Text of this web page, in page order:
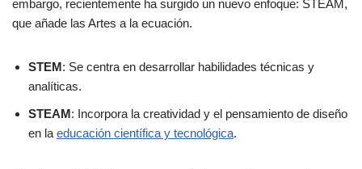
embargo, recientemente ha surgido un nuevo enfoque: STEAM,
que añade las Artes a la ecuación.
STEM: Se centra en desarrollar habilidades técnicas y
analíticas.
STEAM: Incorpora la creatividad y el pensamiento de diseño
en la educación científica y tecnológica.